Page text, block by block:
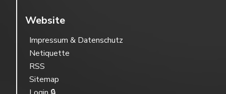
Website
Impressum & Datenschutz
Netiquette
RSS
Sitemap